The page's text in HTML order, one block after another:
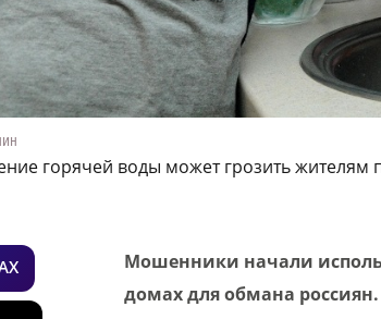
горячей воды может грозить жителям
Мошенники начали
домах для обмана россиян.